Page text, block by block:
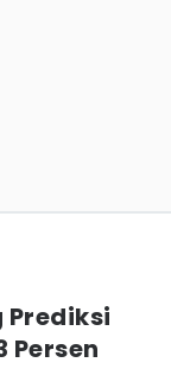
Prediksi
Persen